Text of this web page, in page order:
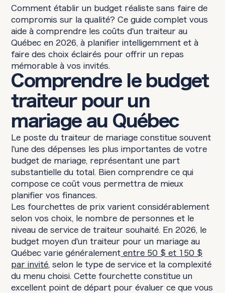
Comment établir un budget réaliste sans faire de
compromis sur la qualité? Ce guide complet vous
aide à comprendre les coûts d'un traiteur au
Québec en 2026, à planifier intelligemment et à
faire des choix éclairés pour offrir un repas
mémorable à vos invités.
Comprendre le budget
traiteur pour un
mariage au Québec
Le poste du traiteur de mariage constitue souvent
l'une des dépenses les plus importantes de votre
budget de mariage, représentant une part
substantielle du total. Bien comprendre ce qui
compose ce coût vous permettra de mieux
planifier vos finances.
Les fourchettes de prix varient considérablement
selon vos choix, le nombre de personnes et le
niveau de service de traiteur souhaité. En 2026, le
budget moyen d'un traiteur pour un mariage au
Québec varie généralemententre 50 $ et 150 $
par invité, selon le type de service et la complexité
du menu choisi. Cette fourchette constitue un
excellent point de départ pour évaluer ce que vous